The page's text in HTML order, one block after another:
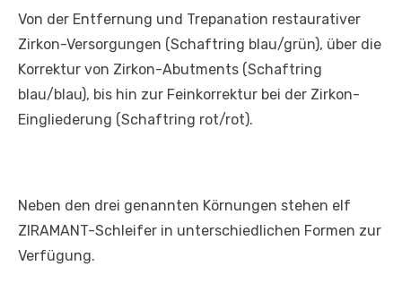
Von der Entfernung und Trepanation restaurativer
Zirkon-Versorgungen (Schaftring blau/grün), über die
Korrektur von Zirkon-Abutments (Schaftring
blau/blau), bis hin zur Feinkorrektur bei der Zirkon-
Eingliederung (Schaftring rot/rot).
Neben den drei genannten Körnungen stehen elf
ZIRAMANT-Schleifer in unterschiedlichen Formen zur
Verfügung.